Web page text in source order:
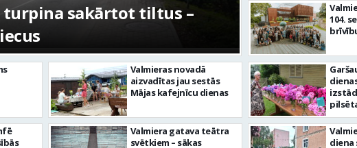
līdz laikmetīgās kultūras
“Kurtuve”
FOTO:
aizvadīta
Valmieras novadā
aizvadītas jau sestās
Mājas kafejnīcu dienas
Valmiera gatava teātra
svētkiem – sākas
104.
diena